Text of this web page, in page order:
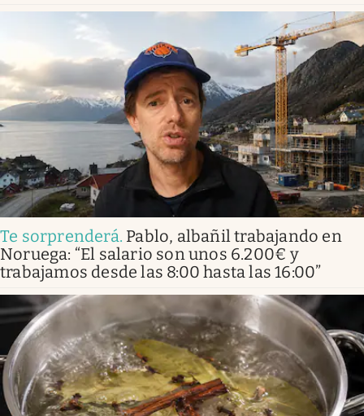
Te sorprenderá. Pablo, albañil trabajando en
Noruega: “El salario son unos 6.200€ y
trabajamos desde las 8:00 hasta las 16:00”